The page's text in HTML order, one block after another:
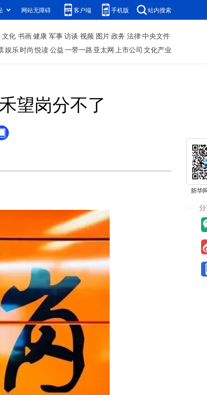
网站无障碍 客户端 手机版 站内搜索
文化 书画健康 军事访谈 视频 图片政务 法律中央文件
娱乐时尚 悦读公益一带一路 亚太网上市公司 文化产业
望岗分不了